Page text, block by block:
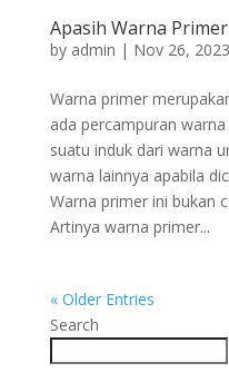
Apasih Warna
by admin | Nov 26, 2023
Warna primer
ada percampuran
suatu induk dari warna
warna lainnya apabila
Warna primer ini bukan
Artinya warna primer...
« Older Entries
Search